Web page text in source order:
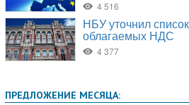
ПРЕДЛОЖЕНИЕ МЕСЯЦА: